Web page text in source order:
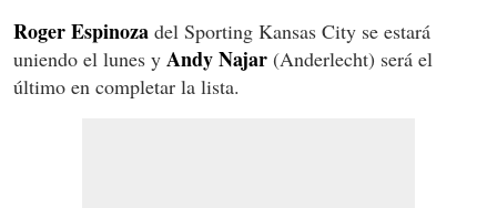
Roger Espinoza del Sporting Kansas City se estará
uniendo el lunes y Andy Najar (Anderlecht) será el
último en completar la lista.